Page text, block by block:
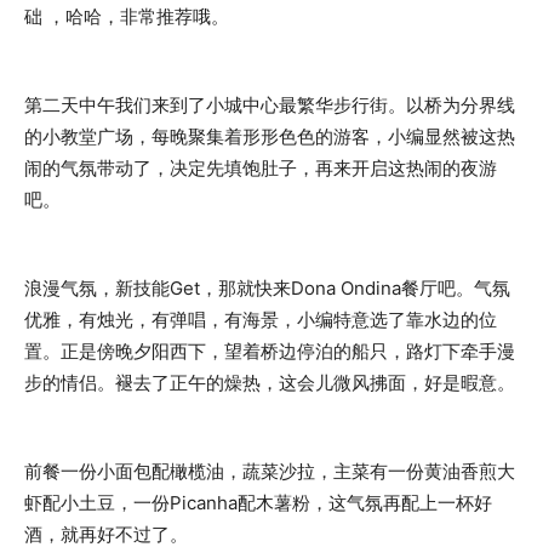
础 ，哈哈，非常推荐哦。
第二天中午我们来到了小城中心最繁华步行街。以桥为分界线
的小教堂广场，每晚聚集着形形色色的游客，小编显然被这热
闹的气氛带动了，决定先填饱肚子，再来开启这热闹的夜游
吧。
浪漫气氛，新技能Get，那就快来Dona Ondina餐厅吧。气氛
优雅，有烛光，有弹唱，有海景，小编特意选了靠水边的位
置。正是傍晚夕阳西下，望着桥边停泊的船只，路灯下牵手漫
步的情侣。褪去了正午的燥热，这会儿微风拂面，好是暇意。
前餐一份小面包配橄榄油，蔬菜沙拉，主菜有一份黄油香煎大
虾配小土豆，一份Picanha配木薯粉，这气氛再配上一杯好
酒，就再好不过了。